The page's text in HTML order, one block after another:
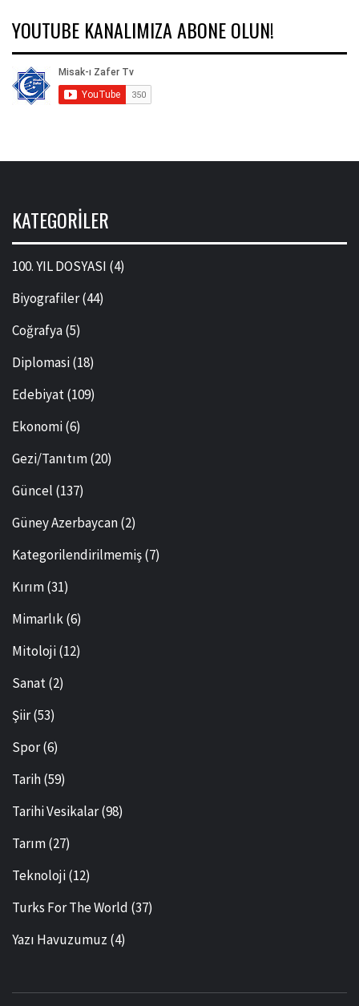
YOUTUBE KANALIMIZA ABONE OLUN!
KATEGORILER
100. YIL DOSYASI (4)
Biyografiler(44)
Coğrafya(5)
Diplomasi(18)
Edebiyat(109)
Ekonomi(6)
Gezi/Tanıtım(20)
Güncel (137)
Güney Azerbaycan(2)
Kategorilendirilmemiş(7)
Kırım(31)
Mimarlık(6)
Mitoloji(12)
Sanat(2)
Şiir(53)
Spor(6)
Tarih(59)
Tarihi Vesikalar(98)
Tarım(27)
Teknoloji(12)
Turks For The World (37)
Yazı Havuzumuz (4)